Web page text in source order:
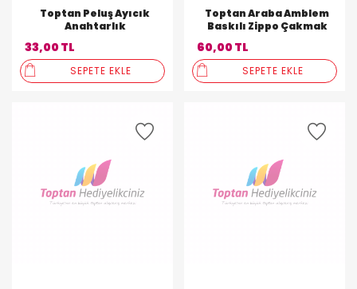
Toptan Peluş Ayıcık
Anahtarlık
33,00 TL
SEPETE EKLE
Toptan Araba Amblem
Baskılı Zippo Çakmak
60,00 TL
SEPETE EKLE